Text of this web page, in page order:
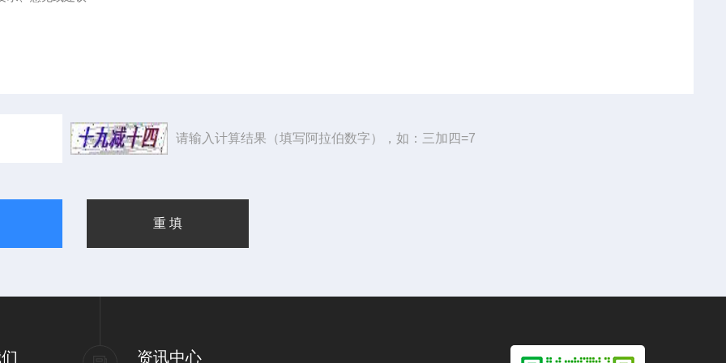
请输入计算结果（填写阿拉伯数字），如：三加四=7
资讯中心